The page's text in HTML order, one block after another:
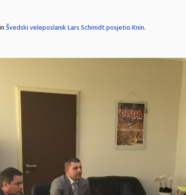
Švedski veleposlanik Lars Schmidt posjetio Knin.